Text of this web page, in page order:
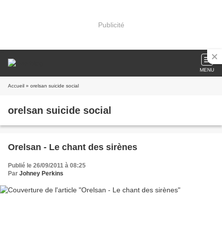
Publicité
MENU
Accueil » orelsan suicide social
orelsan suicide social
Orelsan - Le chant des sirènes
Publié le 26/09/2011 à 08:25
Par Johney Perkins